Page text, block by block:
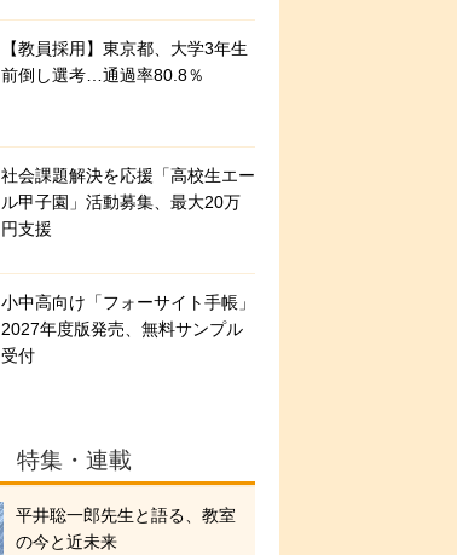
【教員採用】東京都、大学3年生
前倒し選考…通過率80.8％
社会課題解決を応援「高校生エー
ル甲子園」活動募集、最大20万
円支援
小中高向け「フォーサイト手帳」
2027年度版発売、無料サンプル
受付
特集・連載
平井聡一郎先生と語る、教室
の今と近未来